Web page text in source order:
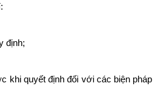
định;
khi quyết định đối với các biện pháp